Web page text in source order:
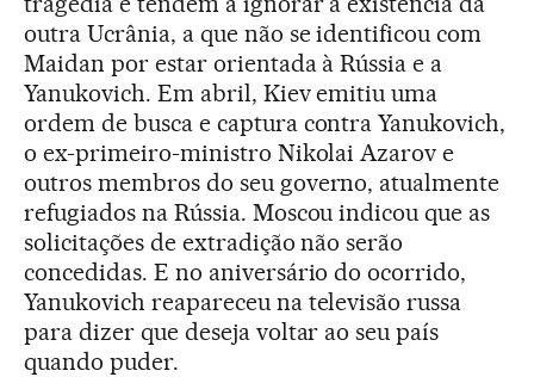
outra Ucrânia, a que não se identificou com
Maidan por estar orientada à Rússia e a
Yanukovich. Em abril, Kiev emitiu uma
ordem de busca e captura contra Yanukovich,
o ex-primeiro-ministro Nikolai Azarov e
outros membros do seu governo, atualmente
refugiados na Rússia. Moscou indicou que as
solicitações de extradição não serão
concedidas. E no aniversário do ocorrido,
Yanukovich reapareceu na televisão russa
para dizer que deseja voltar ao seu país
quando puder.